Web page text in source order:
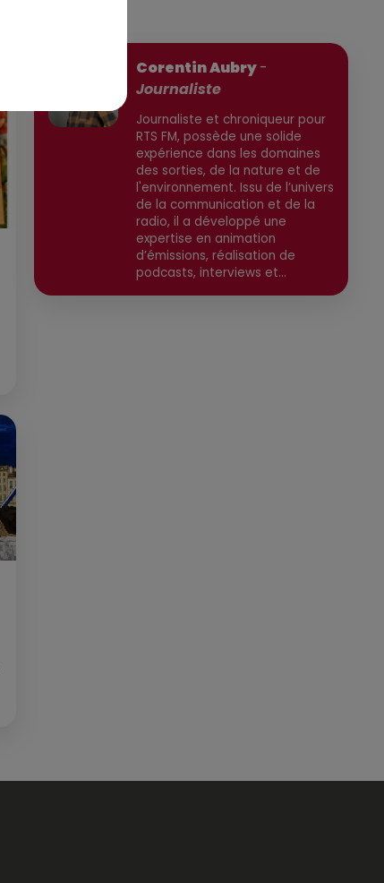
Corentin Aubry-
Journaliste
Journaliste et chroniqueur pour
RTS FM, possède une solide
expérience dans les domaines
des sorties, de la nature et de
l'environnement. Issu de l’univers
de la communication et de la
radio, il a développé une
expertise en animation
d’émissions, réalisation de
podcasts, interviews et